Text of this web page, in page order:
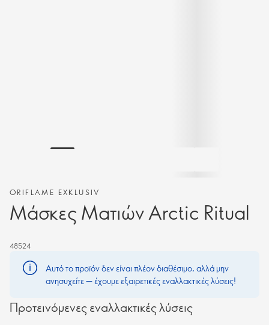
ORIFLAME EXKLUSIV
Μάσκες Ματιών Arctic Ritual
48524
Αυτό το προϊόν δεν είναι πλέον διαθέσιμο, αλλά μην
ανησυχείτε — έχουμε εξαιρετικές εναλλακτικές λύσεις!
Προτεινόμενες εναλλακτικές λύσεις